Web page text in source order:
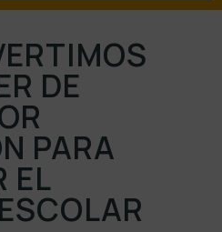
DE
PARA
EL